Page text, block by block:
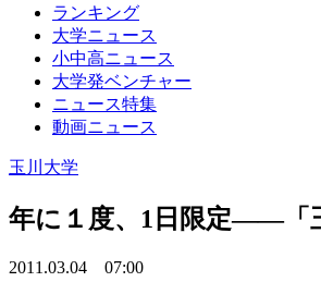
ランキング
大学ニュース
小中高ニュース
大学発ベンチャー
ニュース特集
動画ニュース
玉川大学
年に１度、1日限定――「
2011.03.04 07:00